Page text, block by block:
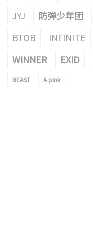
JYJ 防弹少年团
BTOB INFINITE
WINNER
EXID
BEAST A pink